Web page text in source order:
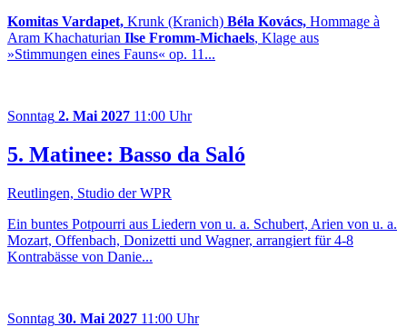
Komitas Vardapet, Krunk (Kranich) Béla Kovács, Hommage à
Aram Khachaturian Ilse Fromm-Michaels, Klage aus
»Stimmungen eines Fauns« op. 11...
Sonntag 2. Mai 2027 11:00 Uhr
5. Matinee: Basso da Saló
Reutlingen, Studio der WPR
Ein buntes Potpourri aus Liedern von u. a. Schubert, Arien von u. a.
Mozart, Offenbach, Donizetti und Wagner, arrangiert für 4-8
Kontrabässe von Danie...
Sonntag 30. Mai 2027 11:00 Uhr